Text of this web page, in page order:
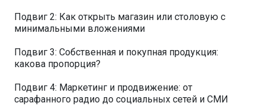
Подвиг 2: Как открыть магазин или столовую с
минимальными вложениями
Подвиг 3: Собственная и покупная продукция:
какова пропорция?
Подвиг 4: Маркетинг и продвижение: от
сарафанного радио до социальных сетей и СМИ